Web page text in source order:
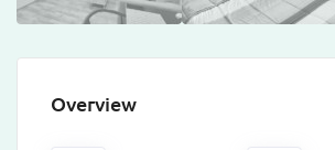
Overview